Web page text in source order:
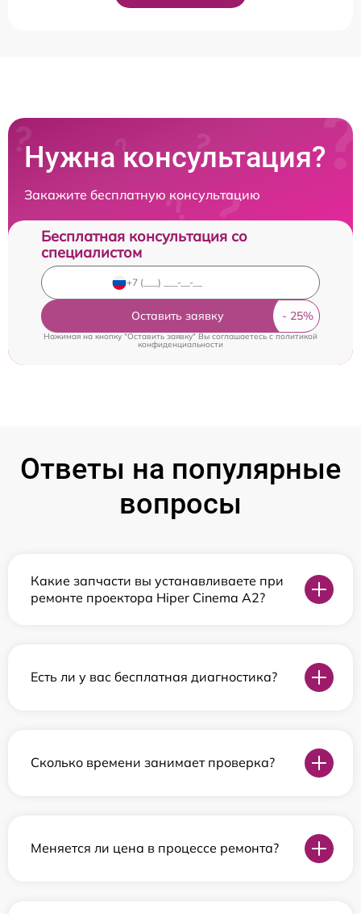
Нужна консультация?
Закажите бесплатную консультацию
Бесплатная консультация со
специалистом
Оставить заявку
Нажимая на кнопку "Оставить заявку" Вы соглашаетесь cполитикой
конфиденциальности
Ответы на популярные
вопросы
Какие запчасти вы устанавливаете при
ремонте проектора Hiper Cinema A2?
Есть ли у вас бесплатная диагностика?
Сколько времени занимает проверка?
Меняется ли цена в процессе ремонта?